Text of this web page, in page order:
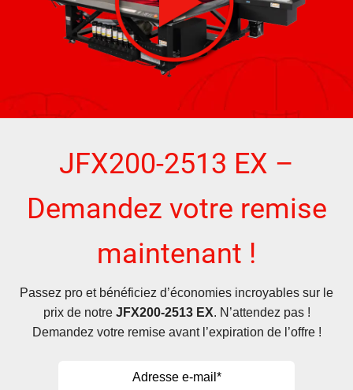
JFX200-2513 EX –
Demandez votre remise
maintenant !
Passez pro et bénéficiez d’économies incroyables sur le
prix de notre JFX200-2513 EX. N’attendez pas !
Demandez votre remise avant l’expiration de l’offre !